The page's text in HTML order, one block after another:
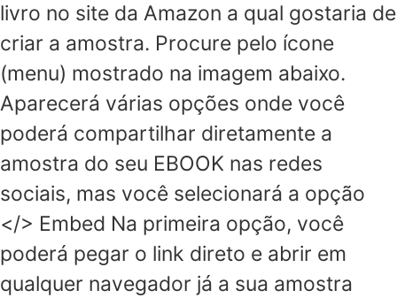
livro no site da Amazon a qual gostaria de
criar a amostra. Procure pelo ícone
(menu) mostrado na imagem abaixo.
Aparecerá várias opções onde você
poderá compartilhar diretamente a
amostra do seu EBOOK nas redes
sociais, mas você selecionará a opção
</> Embed Na primeira opção, você
poderá pegar o link direto e abrir em
qualquer navegador já a sua amostra